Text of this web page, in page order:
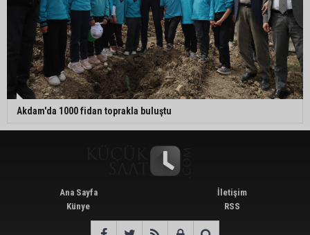
Akdam'da 1000 fidan toprakla buluştu
Ana Sayfa
Künye
İletişim
RSS